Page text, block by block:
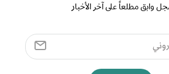
وابق مطلعاً على آخر الأخبار